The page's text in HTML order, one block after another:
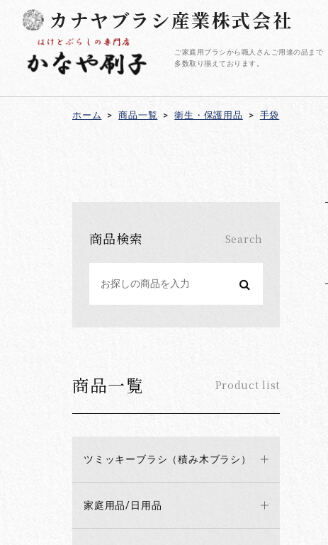
カナヤブラシ産業株式会社
ご家庭用ブラシから職人さんご用達の品まで
多数取り揃えております。
ホーム > 商品一覧 > 衛生・保護用品 > 手袋
商品検索 Search
商品一覧 Product list
ツミッキーブラシ（積み木ブラシ）
家庭用品/日用品